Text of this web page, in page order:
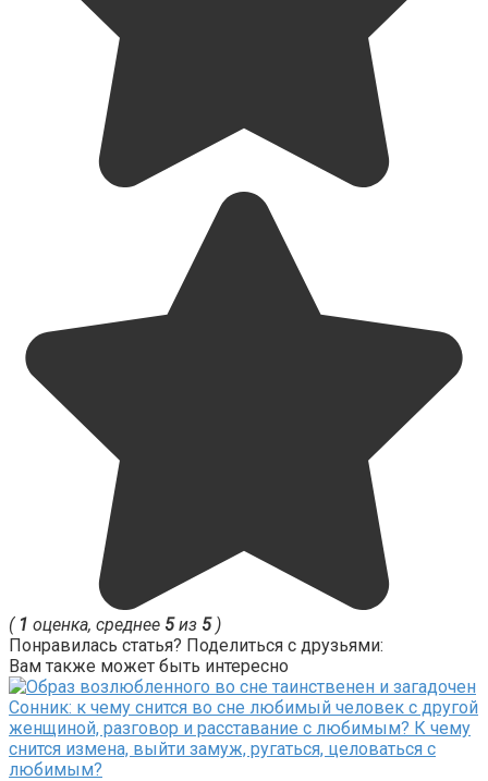
( 1 оценка, среднее 5из 5)
Понравилась статья? Поделиться с друзьями:
Вам также может быть интересно
Сонник: к чему снится во сне любимый человек с другой
женщиной, разговор и расставание с любимым? К чему
снится измена, выйти замуж, ругаться, целоваться с
любимым?